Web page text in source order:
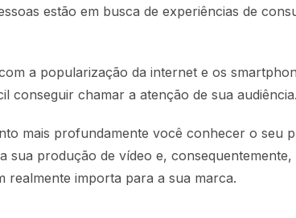
estão em busca de experiências de
a popularização da internet e os
conseguir chamar a atenção de sua audiência.
mais profundamente você conhecer o seu
sua produção de vídeo e, consequentemente,
realmente importa para a sua marca.